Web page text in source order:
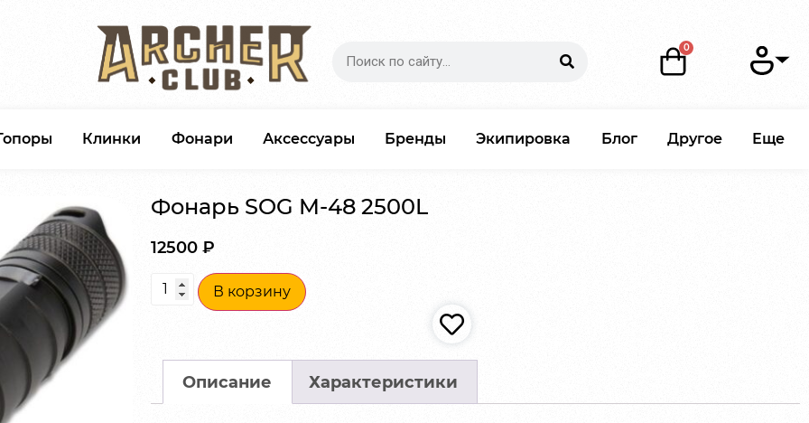
Клинки Фонари Аксессуары Бренды Экипировка Блог Другое Еще
Фонарь SOG M-48 2500L
12500 ₽
В корзину
Описание Характеристики